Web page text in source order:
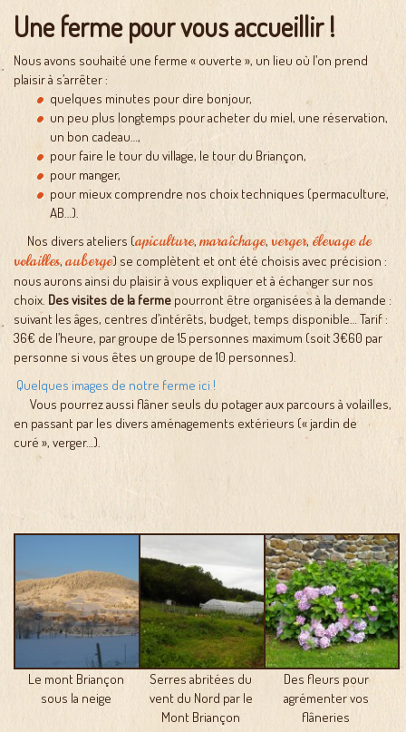
Les esquisses du
projet
Une ferme pour vous accueillir !
Nous avons souhaité une ferme « ouverte », un lieu où l’on prend
plaisir à s’arrêter :
quelques minutes pour dire bonjour,
un peu plus longtemps pour acheter du miel, une réservation,
un bon cadeau…,
pour faire le tour du village, le tour du Briançon,
pour manger,
pour mieux comprendre nos choix techniques (permaculture,
AB…).
Nos divers ateliers (apiculture, maraîchage, verger, élevage de
volailles, auberge) se complètent et ont été choisis avec précision :
nous aurons ainsi du plaisir à vous expliquer et à échanger sur nos
choix. Des visites de la ferme pourront être organisées à la demande :
suivant les âges, centres d’intérêts, budget, temps disponible… Tarif :
36€ de l’heure, par groupe de 15 personnes maximum (soit 3€60 par
personne si vous êtes un groupe de 10 personnes).
Quelques images de notre ferme ici !
Vous pourrez aussi flâner seuls du potager aux parcours à volailles,
en passant par les divers aménagements extérieurs (« jardin de
curé », verger…).
Le mont Briançon
sous la neige
Serres abritées du
vent du Nord par le
Mont Briançon
Des fleurs pour
agrémenter vos
flâneries